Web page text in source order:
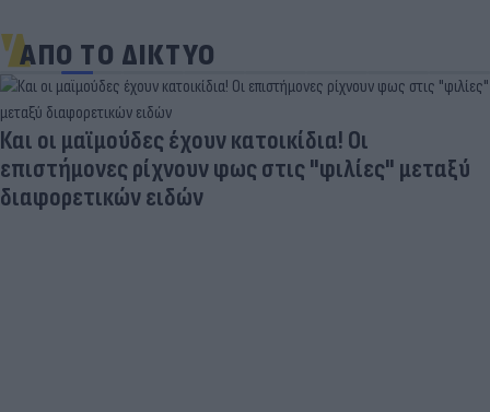
ΑΠΟ ΤΟ ΔΙΚΤΥΟ
Και οι μαϊμούδες έχουν κατοικίδια! Οι
επιστήμονες ρίχνουν φως στις "φιλίες" μεταξύ
διαφορετικών ειδών